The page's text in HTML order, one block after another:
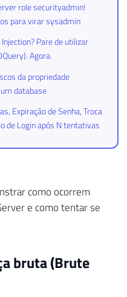
role securityadmin!
para virar sysadmin
Pare de utilizar
Agora.
da propriedade
database
Expiração de Senha, Troca
de Login após N tentativas
como ocorrem
e como tentar se
bruta (Brute